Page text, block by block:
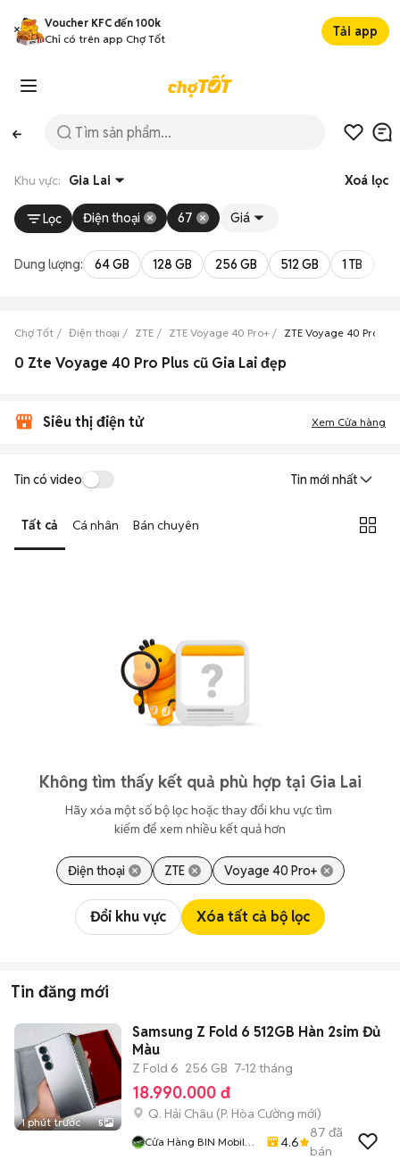
Voucher KFC đến 100k
Chỉ có trên app Chợ Tốt
Tải app
Khu vực: Gia Lai Xoá lọc
Lọc Điện thoại 67 Giá
Dung lượng: 64 GB 128 GB 256 GB 512 GB 1 TB
Chợ Tốt Điện thoại ZTE ZTE Voyage 40 Pro+ ZTE Voyage 40 Pro+
0 Zte Voyage 40 Pro Plus cũ Gia Lai đẹp
Siêu thị điện tử Xem Cửa hàng
Tin có video Tin mới nhất
Tất cả Cá nhân Bán chuyên
Không tìm thấy kết quả phù hợp tại Gia Lai
Hãy xóa một số bộ lọc hoặc thay đổi khu vực tìm
kiếm để xem nhiều kết quả hơn
Điện thoại ZTE Voyage 40 Pro+
Đổi khu vực Xóa tất cả bộ lọc
Tin đăng mới
1 phút trước 5
Samsung Z Fold 6 512GB Hàn 2sim Đủ
Màu
Z Fold 6 256 GB 7-12 tháng
18.990.000 đ
Q. Hải Châu (P. Hòa Cường mới)
Cửa Hàng BIN Mobile
4.6
87 đã
bán